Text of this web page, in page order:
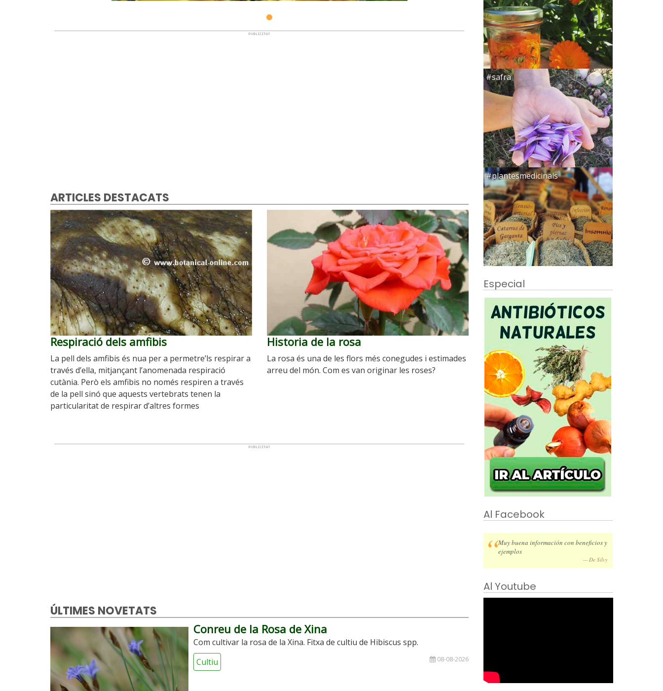
ARTICLES DESTACATS
Respiració dels amfibis
La pell dels amfibis és nua per a permetre’ls respirar a
través d’ella, mitjançant l’anomenada respiració
cutània. Però els amfibis no només respiren a través
de la pell sinó que aquests vertebrats tenen la
particularitat de respirar d’altres formes
Historia de la rosa
La rosa és una de les flors més conegudes i estimades
arreu del món. Com es van originar les roses?
ÚLTIMES NOVETATS
Conreu de la Rosa de Xina
Com cultivar la rosa de la Xina. Fitxa de cultiu de Hibiscus spp.
08-08-2026
Cultiu
#safra
#plantesmedicinals
Especial
Al Facebook
Muy buena información con beneficios y
ejemplos
De Silvy
Al Youtube